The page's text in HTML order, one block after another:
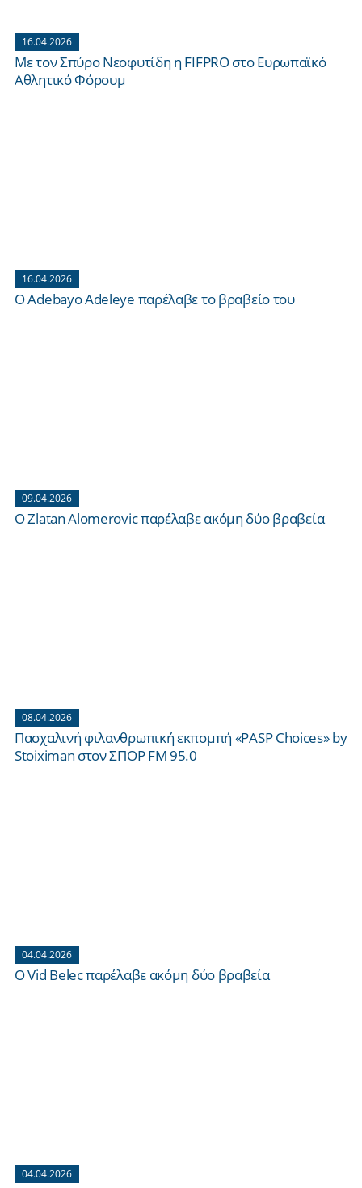
16.04.2026
Με τον Σπύρο Νεοφυτίδη η FIFPRO στο Ευρωπαϊκό
Αθλητικό Φόρουμ
16.04.2026
Ο Adebayo Adeleye παρέλαβε το βραβείο του
09.04.2026
O Zlatan Alomerovic παρέλαβε ακόμη δύο βραβεία
08.04.2026
Πασχαλινή φιλανθρωπική εκπομπή «PASP Choices» by
Stoiximan στον ΣΠΟΡ FM 95.0
04.04.2026
O Vid Belec παρέλαβε ακόμη δύο βραβεία
04.04.2026